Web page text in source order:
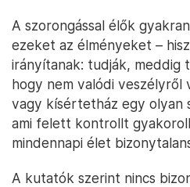
A szorongással élők
ezeket az élményeket –
irányítanak: tudják, meddig
hogy nem valódi veszélyről
vagy kísértetház egy olyan
ami felett kontrollt
mindennapi élet
A kutatók szerint nincs